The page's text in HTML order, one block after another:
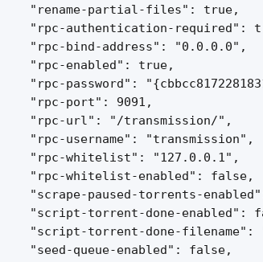
    "rename-partial-files": true,
"rpc-authentication-required":
    "rpc-bind-address": "0.0.0.0",
    "rpc-enabled": true,
"rpc-password":
    "rpc-port": 9091,
    "rpc-url": "/transmission/",
    "rpc-username": "transmission",
    "rpc-whitelist": "127.0.0.1",
    "rpc-whitelist-enabled": false,
"scrape-paused-torrents-
"script-torrent-done-enabled":
"script-torrent-done-filename":
    "seed-queue-enabled": false,